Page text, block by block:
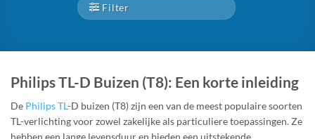
Filter
Philips TL-D Buizen (T8): Een korte inleiding
De Philips TL-D buizen (T8) zijn een van de meest populaire soorten
TL-verlichting voor zowel zakelijke als particuliere toepassingen. Ze
hebben een lange levensduur en bieden een uitstekende